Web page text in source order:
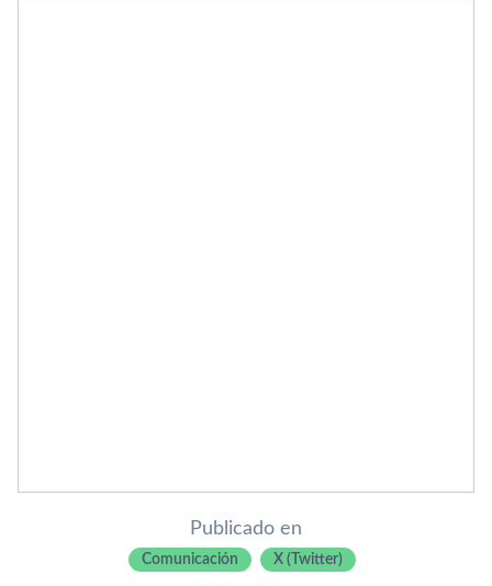
Publicado en
Comunicación X (Twitter)